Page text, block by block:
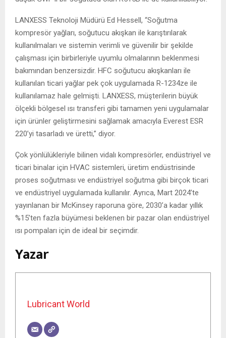
LANXESS Teknoloji Müdürü Ed Hessell, “Soğutma
kompresör yağları, soğutucu akışkan ile karıştırılarak
kullanılmaları ve sistemin verimli ve güvenilir bir şekilde
çalışması için birbirleriyle uyumlu olmalarının beklenmesi
bakımından benzersizdir. HFC soğutucu akışkanları ile
kullanılan ticari yağlar pek çok uygulamada R-1234ze ile
kullanılamaz hale gelmişti. LANXESS, müşterilerin büyük
ölçekli bölgesel ısı transferi gibi tamamen yeni uygulamalar
için ürünler geliştirmesini sağlamak amacıyla Everest ESR
220’yi tasarladı ve üretti,” diyor.
Çok yönlülükleriyle bilinen vidalı kompresörler, endüstriyel ve
ticari binalar için HVAC sistemleri, üretim endüstrisinde
proses soğutması ve endüstriyel soğutma gibi birçok ticari
ve endüstriyel uygulamada kullanılır. Ayrıca, Mart 2024’te
yayınlanan bir McKinsey raporuna göre, 2030’a kadar yıllık
%15’ten fazla büyümesi beklenen bir pazar olan endüstriyel
ısı pompaları için de ideal bir seçimdir.
Yazar
Lubricant World